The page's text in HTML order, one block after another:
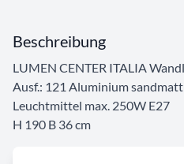
Beschreibung
LUMEN CENTER ITALIA
Ausf.: 121 Aluminium sandmatt
Leuchtmittel max. 250W E27
H 190 B 36 cm